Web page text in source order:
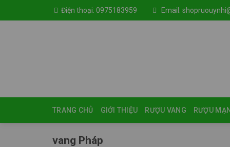
Điện thoại: 0975183959 Email:
TRANG CHỦ GIỚI THIỆU RƯỢU VANG RƯỢU
vang Pháp